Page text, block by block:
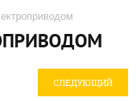
СЛЕДУЮЩИЙ